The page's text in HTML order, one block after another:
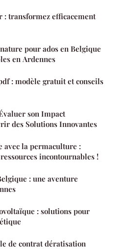
: transformez efficacement
pour ados en Belgique
en Ardennes
: modèle gratuit et conseils
son Impact
des Solutions Innovantes
avec la permaculture :
incontournables !
: une aventure
: solutions pour
de contrat dératisation